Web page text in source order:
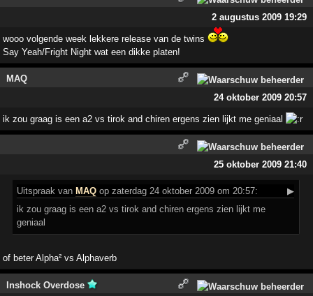
2 augustus 2009 19:29
wooo volgende week lekkere release van de twins
Say Yeah/Fright Night wat een dikke platen!
MAQ
24 oktober 2009 20:57
ik zou graag is een a2 vs tirok and chiren ergens zien lijkt me geniaal
25 oktober 2009 21:40
Uitspraak van MAQ op zaterdag 24 oktober 2009 om 20:57:
▶
ik zou graag is een a2 vs tirok and chiren ergens zien lijkt me
geniaal
of beter Alpha² vs Alphaverb
Inshock Overdose